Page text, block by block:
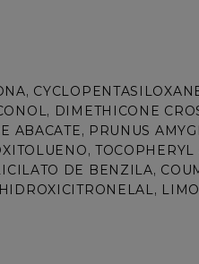
DIMETHICONE
ABACATE, PRUNUS
DE BENZILA,